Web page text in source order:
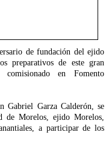
de fundación del ejido
preparativos de este gran
en Fomento
Gabriel Garza Calderón, se
de Morelos, ejido Morelos,
a participar de los